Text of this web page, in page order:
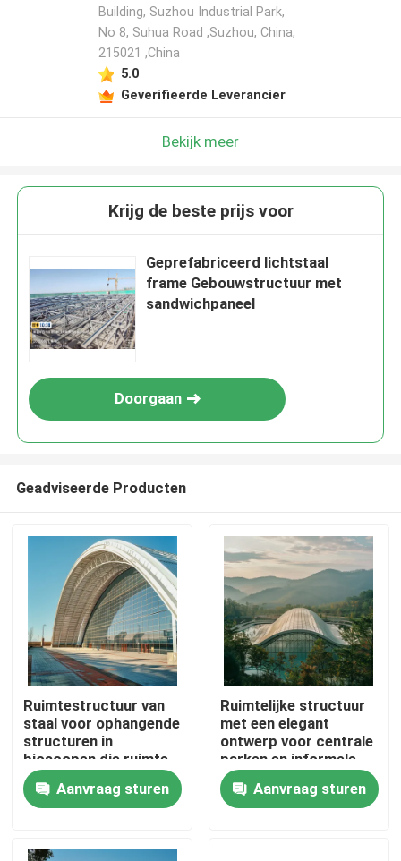
Huis
Producten
Building, Suzhou Industrial Park,
No 8, Suhua Road ,Suzhou, China,
215021 ,China
5.0
Geverifieerde Leverancier
Bekijk meer
Krijg de beste prijs voor
Geprefabriceerd lichtstaal
frame Gebouwstructuur met
sandwichpaneel
Doorgaan
Geadviseerde Producten
Ruimtestructuur van
staal voor ophangende
structuren in
bioscopen die ruimte
en geluidskwaliteit
maximaliseren
Aanvraag sturen
Ruimtelijke structuur
met een elegant
ontwerp voor centrale
parken en informele
faciliteiten Duurzame
en veelzijdige stalen
gebouwen
Aanvraag sturen